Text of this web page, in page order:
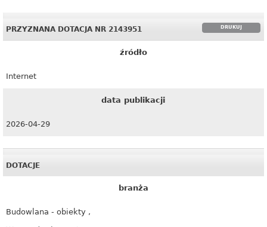
DRUKUJ
PRZYZNANA DOTACJA NR 2143951
źródło
Internet
data publikacji
2026-04-29
DOTACJE
branża
Budowlana - obiekty ,